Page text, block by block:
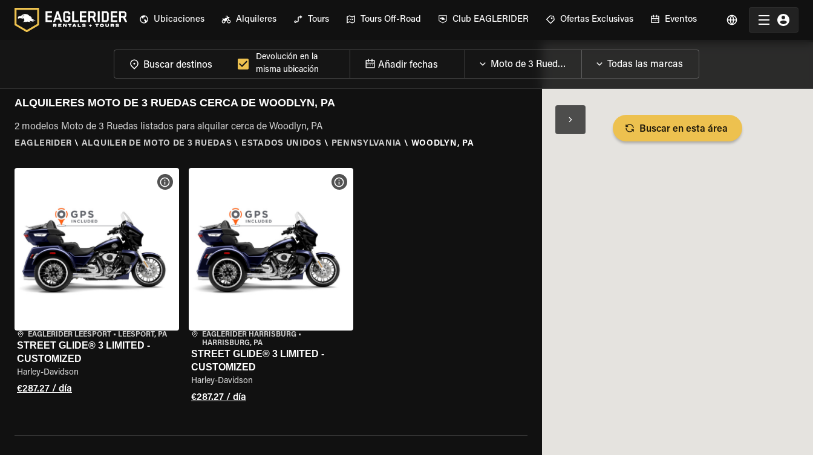
Ubicaciones Alquileres Tours Tours Off-Road Club EAGLERIDER Ofertas Exclusivas Eventos
Devolución en la
misma ubicación
Añadir fechas
ALQUILERES MOTO DE 3 RUEDAS CERCA DE WOODLYN, PA
2 modelos Moto de 3 Ruedas listados para alquilar cerca de Woodlyn, PA
EAGLERIDER \ ALQUILER DE MOTO DE 3 RUEDAS \ ESTADOS UNIDOS \ PENNSYLVANIA \ WOODLYN, PA
EAGLERIDER LEESPORT • LEESPORT, PA
STREET GLIDE® 3 LIMITED -
CUSTOMIZED
Harley-Davidson
€287.27 / día
VER ESPECIFICACIONES DE LA MOTO
EAGLERIDER HARRISBURG•
HARRISBURG, PA
STREET GLIDE® 3 LIMITED -
CUSTOMIZED
Harley-Davidson
€287.27 / día
VER ESPECIFICACIONES DE LA MOTO
Buscar en esta área